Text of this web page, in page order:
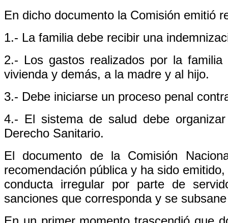
En dicho documento la Comisión emitió
1.- La familia debe recibir una
2.- Los gastos realizados por la
vivienda y demás, a la madre y al hijo.
3.- Debe iniciarse un proceso penal
4.- El sistema de salud debe
Derecho Sanitario.
El documento de la Comisión
recomendación pública y ha sido
conducta irregular por parte de
sanciones que corresponda y se